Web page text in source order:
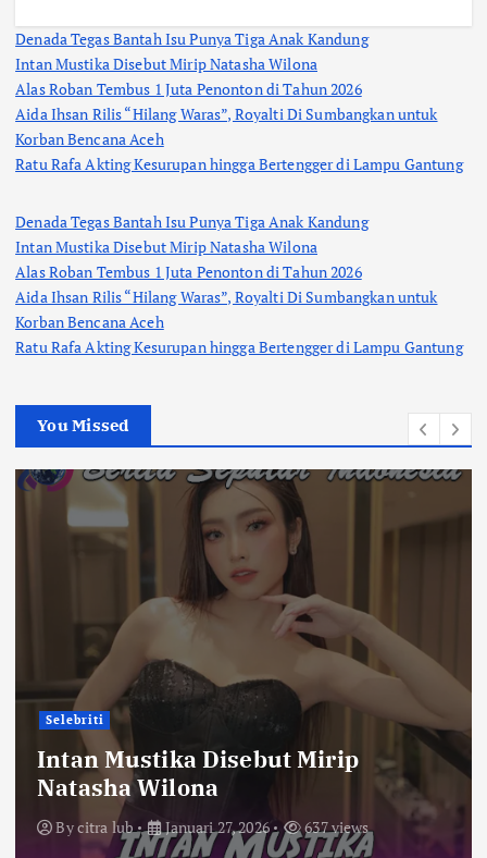
Denada Tegas Bantah Isu Punya Tiga Anak Kandung
Intan Mustika Disebut Mirip Natasha Wilona
Alas Roban Tembus 1 Juta Penonton di Tahun 2026
Aida Ihsan Rilis “Hilang Waras”, Royalti Di Sumbangkan untuk
Korban Bencana Aceh
Ratu Rafa Akting Kesurupan hingga Bertengger di Lampu Gantung
Denada Tegas Bantah Isu Punya Tiga Anak Kandung
Intan Mustika Disebut Mirip Natasha Wilona
Alas Roban Tembus 1 Juta Penonton di Tahun 2026
Aida Ihsan Rilis “Hilang Waras”, Royalti Di Sumbangkan untuk
Korban Bencana Aceh
Ratu Rafa Akting Kesurupan hingga Bertengger di Lampu Gantung
You Missed
Selebriti
Intan Mustika Disebut Mirip
Natasha Wilona
Bycitra lub Januari 27, 2026 637 views